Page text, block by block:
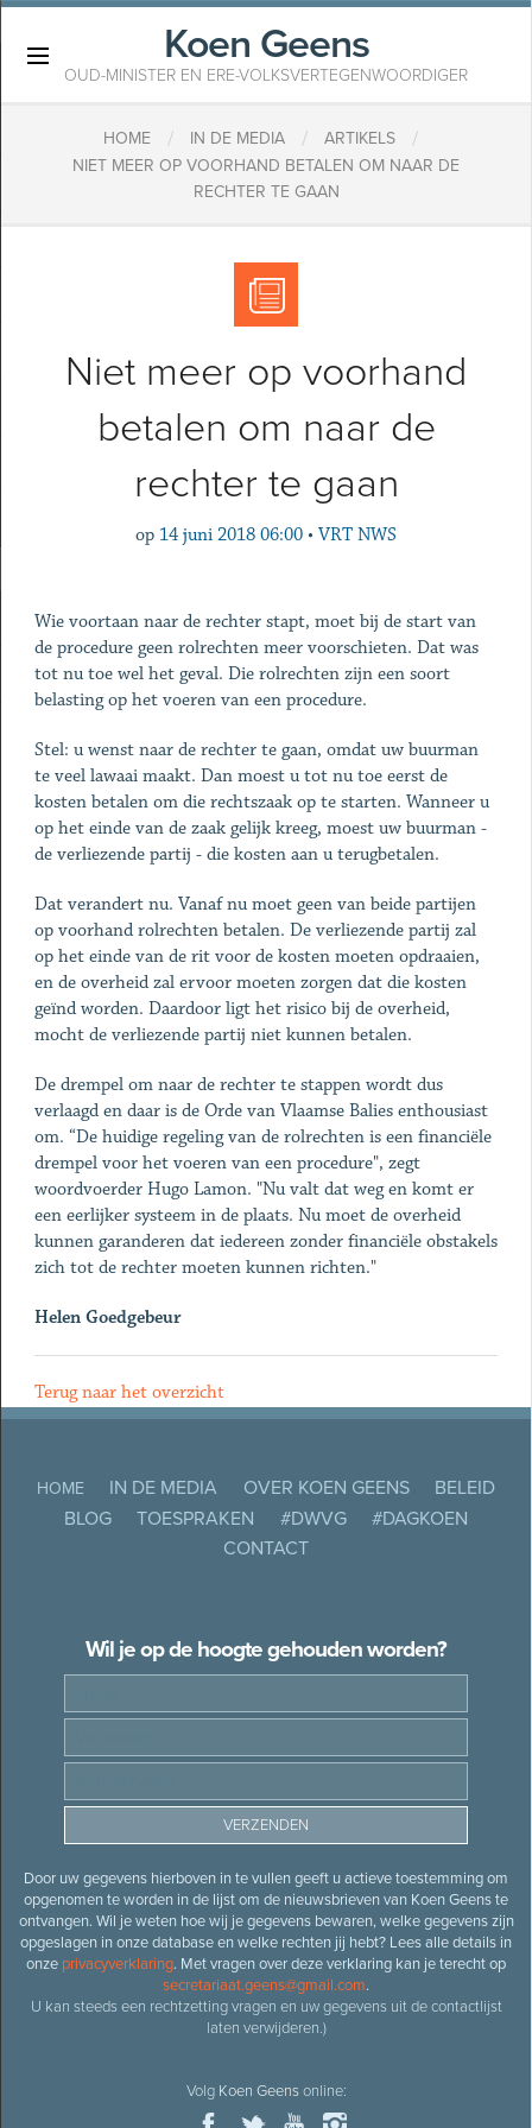
Koen Geens
OUD-MINISTER EN ERE-VOLKSVERTEGENWOORDIGER
HOME / IN DE MEDIA / ARTIKELS /
​NIET MEER OP VOORHAND BETALEN OM NAAR DE
RECHTER TE GAAN
​Niet meer op voorhand
betalen om naar de
rechter te gaan
op 14 juni 2018 06:00 • VRT NWS
Wie voortaan naar de rechter stapt, moet bij de start van
de procedure geen rolrechten meer voorschieten. Dat was
tot nu toe wel het geval. Die rolrechten zijn een soort
belasting op het voeren van een procedure.
Stel: u wenst naar de rechter te gaan, omdat uw buurman
te veel lawaai maakt. Dan moest u tot nu toe eerst de
kosten betalen om die rechtszaak op te starten. Wanneer u
op het einde van de zaak gelijk kreeg, moest uw buurman -
de verliezende partij - die kosten aan u terugbetalen.
Dat verandert nu. Vanaf nu moet geen van beide partijen
op voorhand rolrechten betalen. De verliezende partij zal
op het einde van de rit voor de kosten moeten opdraaien,
en de overheid zal ervoor moeten zorgen dat die kosten
geïnd worden. Daardoor ligt het risico bij de overheid,
mocht de verliezende partij niet kunnen betalen.
De drempel om naar de rechter te stappen wordt dus
verlaagd en daar is de Orde van Vlaamse Balies enthousiast
om. “De huidige regeling van de rolrechten is een financiële
drempel voor het voeren van een procedure", zegt
woordvoerder Hugo Lamon. "Nu valt dat weg en komt er
een eerlijker systeem in de plaats. Nu moet de overheid
kunnen garanderen dat iedereen zonder financiële obstakels
zich tot de rechter moeten kunnen richten."
Helen Goedgebeur
Terug naar het overzicht
HOME IN DE MEDIA OVER KOEN GEENS
BELEID
BLOG
TOESPRAKEN #DWVG
#DAGKOEN
CONTACT
Wil je op de hoogte gehouden worden?
Door uw gegevens hierboven in te vullen geeft u actieve toestemming om
opgenomen te worden in de lijst om de nieuwsbrieven van Koen Geens te
ontvangen. Wil je weten hoe wij je gegevens bewaren, welke gegevens zijn
opgeslagen in onze database en welke rechten jij hebt? Lees alle details in
onze privacyverklaring. Met vragen over deze verklaring kan je terecht op
secretariaat.geens@gmail.com.
U kan steeds een rechtzetting vragen en uw gegevens uit de contactlijst
laten verwijderen.)
Volg Koen Geensonline: